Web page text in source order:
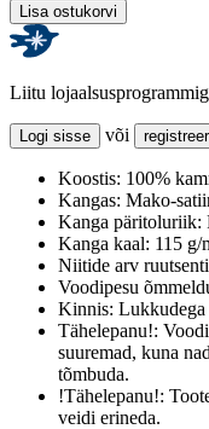
Lisa ostukorvi
Liitu
Logi sisse või
Koostis: 100%
Kangas: Mako-
Kanga päritoluriik:
Kanga kaal: 115 g/
Niitide arv
Voodipesu
Kinnis: Lukkudega
Tähelepanu!:
suuremad, kuna
tõmbuda.
!Tähelepanu!:
veidi erineda.